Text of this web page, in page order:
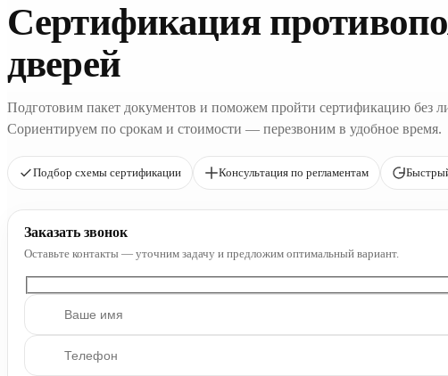
Сертификация
дверей
Подготовим пакет документов и поможем пройти сертификацию без
Сориентируем по срокам и стоимости — перезвоним в удобное время.
Подбор схемы сертификации Консультация по регламентам
Заказать звонок
Оставьте контакты — уточним задачу и предложим оптимальный вариант.